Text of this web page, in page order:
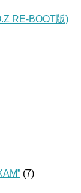
RE-BOOT版)
(7)